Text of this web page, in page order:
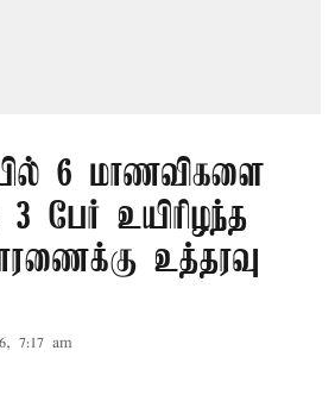
6 மாணவிகளை
3 பேர் உயிரிழந்த
உத்தரவு
7:17 am